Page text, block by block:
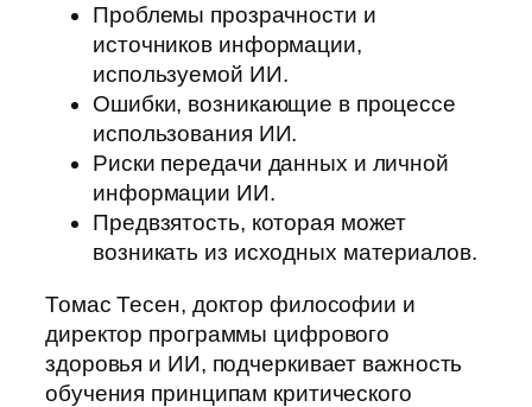
Проблемы прозрачности и
источников информации,
используемой ИИ.
Ошибки, возникающие в процессе
использования ИИ.
Риски передачи данных и личной
информации ИИ.
Предвзятость, которая может
возникать из исходных материалов.
Томас Тесен, доктор философии и
директор программы цифрового
здоровья и ИИ, подчеркивает важность
обучения принципам критического